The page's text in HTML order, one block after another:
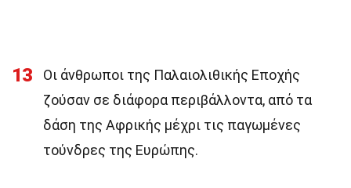
13
Οι άνθρωποι της Παλαιολιθικής Εποχής
ζούσαν σε διάφορα περιβάλλοντα, από τα
δάση της Αφρικής μέχρι τις παγωμένες
τούνδρες της Ευρώπης.